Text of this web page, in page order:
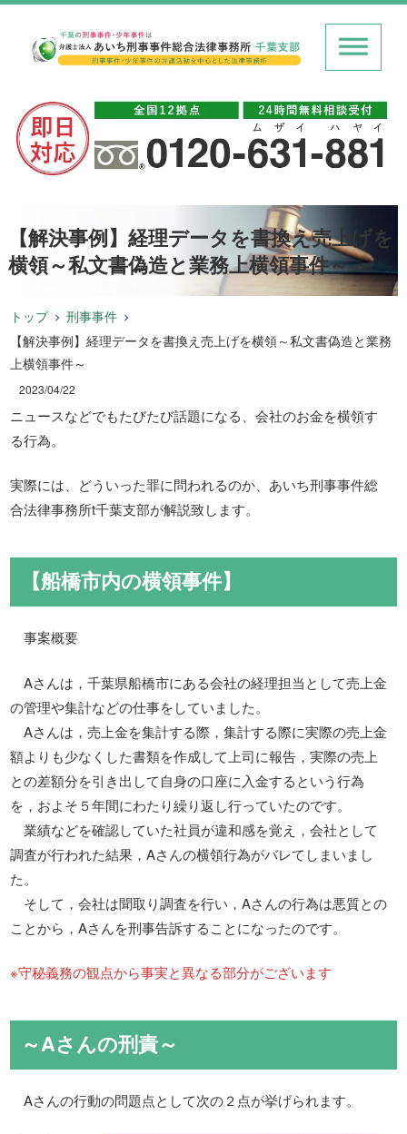
【解決事例】経理データを書換え売上げを
横領～私文書偽造と業務上横領事件～
トップ
刑事事件
【解決事例】経理データを書換え売上げを横領～私文書偽造と業務
上横領事件～
2023/04/22
ニュースなどでもたびたび話題になる、会社のお金を横領す
る行為。
実際には、どういった罪に問われるのか、あいち刑事事件総
合法律事務所t千葉支部が解説致します。
【船橋市内の横領事件】
事案概要
Aさんは，千葉県船橋市にある会社の経理担当として売上金
の管理や集計などの仕事をしていました。
Aさんは，売上金を集計する際，集計する際に実際の売上金
額よりも少なくした書類を作成して上司に報告，実際の売上
との差額分を引き出して自身の口座に入金するという行為
を，およそ５年間にわたり繰り返し行っていたのです。
業績などを確認していた社員が違和感を覚え，会社として
調査が行われた結果，Aさんの横領行為がバレてしまいまし
た。
そして，会社は聞取り調査を行い，Aさんの行為は悪質との
ことから，Aさんを刑事告訴することになったのです。
※守秘義務の観点から事実と異なる部分がございます
～Aさんの刑責～
Aさんの行動の問題点として次の２点が挙げられます。